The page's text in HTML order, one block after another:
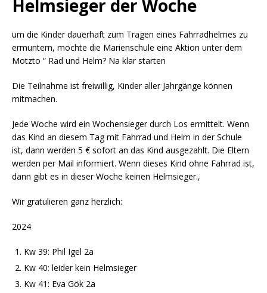
Helmsieger der Woche
um die Kinder dauerhaft zum Tragen eines Fahrradhelmes zu
ermuntern, möchte die Marienschule eine Aktion unter dem
Motzto “ Rad und Helm? Na klar starten
Die Teilnahme ist freiwillig, Kinder aller Jahrgänge können
mitmachen.
Jede Woche wird ein Wochensieger durch Los ermittelt. Wenn
das Kind an diesem Tag mit Fahrrad und Helm in der Schule
ist, dann werden 5 € sofort an das Kind ausgezahlt. Die Eltern
werden per Mail informiert. Wenn dieses Kind ohne Fahrrad ist,
dann gibt es in dieser Woche keinen Helmsieger.,
Wir gratulieren ganz herzlich:
2024
Kw 39: Phil Igel 2a
Kw 40: leider kein Helmsieger
Kw 41: Eva Gök 2a